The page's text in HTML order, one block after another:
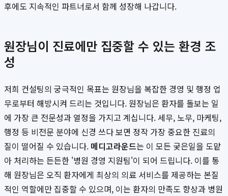
후에도 지속적인 파트너로서 함께 성장해 나갑니다.
원장님이 진료에만 집중할 수 있는 환경 조
성
저희 컨설팅의 궁극적인 목표는 원장님을 복잡한 경영 및 행정 업
무로부터 해방시켜 드리는 것입니다. 원장님은 환자를 돌보는 일
에 가장 큰 전문성과 열정을 가지고 계십니다. 세무, 노무, 마케팅,
행정 등 비전문 분야에 신경 쓰다 보면 정작 가장 중요한 진료의
질이 떨어질 수 있습니다. 메디고라운드는 이 모든 궂은일을 도맡
아 처리하는 든든한 '병원 경영 지원팀'이 되어 드립니다. 이를 통
해 원장님은 오직 환자에게 최상의 의료 서비스를 제공하는 본질
적인 역할에만 집중할 수 있으며, 이는 환자의 만족도 향상과 병원